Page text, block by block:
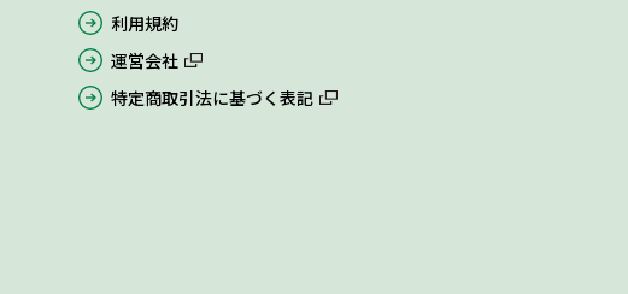
利用規約
運営会社
特定商取引法に基づく表記